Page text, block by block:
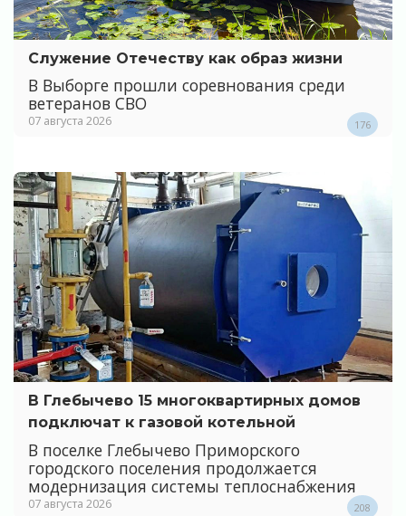
Служение Отечеству как образ жизни
В Выборге прошли соревнования среди
ветеранов СВО
07 августа 2026 176
В Глебычево 15 многоквартирных домов
подключат к газовой котельной
В поселке Глебычево Приморского
городского поселения продолжается
модернизация системы теплоснабжения
07 августа 2026 208